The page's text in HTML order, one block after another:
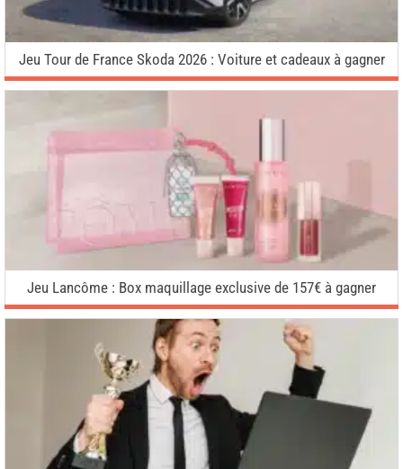
Jeu Tour de France Skoda 2026 : Voiture et cadeaux à gagner
Jeu Lancôme : Box maquillage exclusive de 157€ à gagner